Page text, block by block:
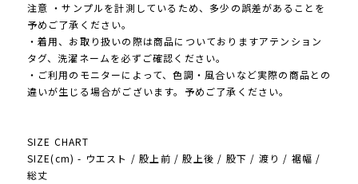
注意 ・サンプルを計測しているため、多少の誤差があることを
予めご了承ください。
・着用、お取り扱いの際は商品についておりますアテンション
タグ、洗濯ネームを必ずご確認ください。
・ご利用のモニターによって、色調・風合いなど実際の商品との
違いが生じる場合がございます。予めご了承ください。
SIZE CHART
SIZE(cm) - ウエスト / 股上前 / 股上後 / 股下 / 渡り / 裾幅 /
総丈